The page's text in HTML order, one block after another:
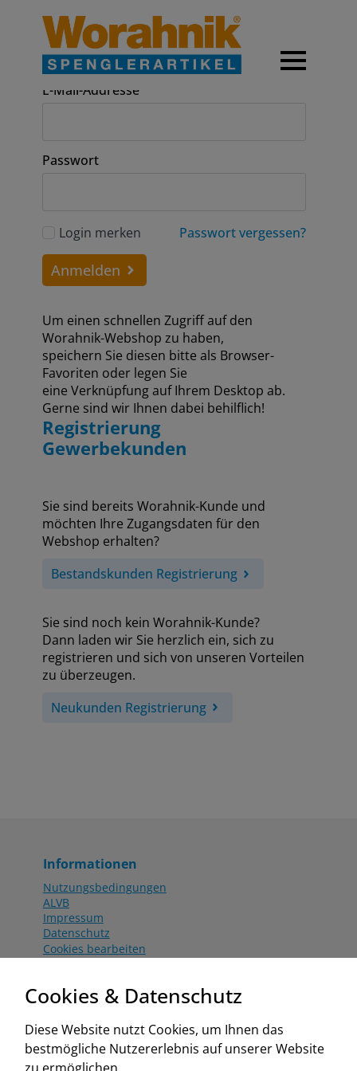
Anmeldung
E-Mail-Addresse
Passwort
Login merken Passwort vergessen?
Anmelden
Um einen schnellen Zugriff auf den
Worahnik-Webshop zu haben,
speichern Sie diesen bitte als Browser-
Favoriten oder legen Sie
eine Verknüpfung auf Ihrem Desktop ab.
Gerne sind wir Ihnen dabei behilflich!
Registrierung
Gewerbekunden
Sie sind bereits Worahnik-Kunde und
möchten Ihre Zugangsdaten für den
Webshop erhalten?
Bestandskunden Registrierung
Sie sind noch kein Worahnik-Kunde?
Dann laden wir Sie herzlich ein, sich zu
registrieren und sich von unseren Vorteilen
zu überzeugen.
Neukunden Registrierung
Informationen
Nutzungsbedingungen
ALVB
Impressum
Datenschutz
Cookies bearbeiten
Aktionsbedingungen
www.worahnik.at
Zentrale Köttlach
Cookies & Datenschutz
Diese Website nutzt Cookies, um Ihnen das
bestmögliche Nutzererlebnis auf unserer Website